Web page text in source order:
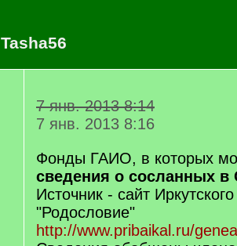
Tasha56
7 янв. 2013 8:14
7 янв. 2013 8:16
Фонды ГАИО, в которых
сведения о сосланных в
Источник - сайт
"Родословие"
http://www.pribaikal.ru/